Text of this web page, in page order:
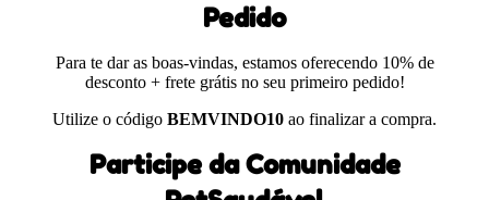
Pedido
Para te dar as boas-vindas, estamos oferecendo 10% de
desconto + frete grátis no seu primeiro pedido!
Utilize o código BEMVINDO10 ao finalizar a compra.
Participe da Comunidade